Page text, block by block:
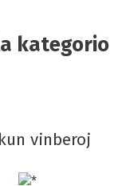
kategorio
vinberoj